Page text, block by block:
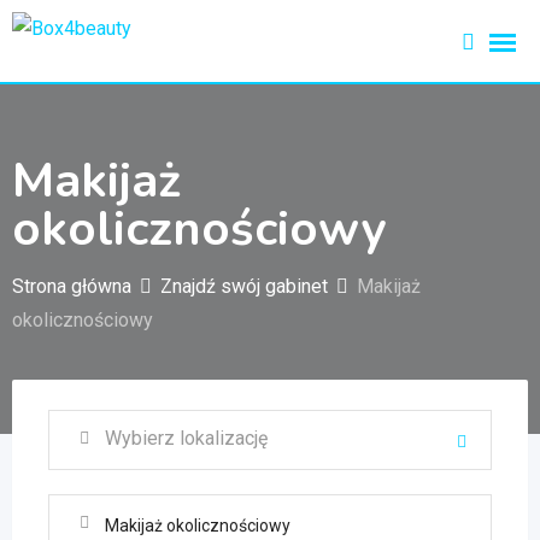
Przejdź
treści
Makijaż
okolicznościowy
Strona główna Znajdź swój gabinet
Makijaż
okolicznościowy
Makijaż okolicznościowy